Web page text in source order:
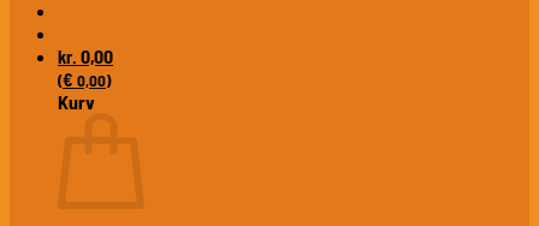
kr. 0,00
(€ 0,00)
Kurv